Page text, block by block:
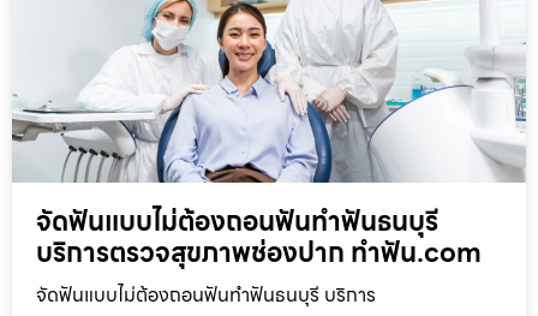
จัดฟันแบบไม่ต้องถอนฟันทำฟันธนบุรี
บริการตรวจสุขภาพช่องปาก ทำฟัน.com
จัดฟันแบบไม่ต้องถอนฟันทำฟันธนบุรี บริการ